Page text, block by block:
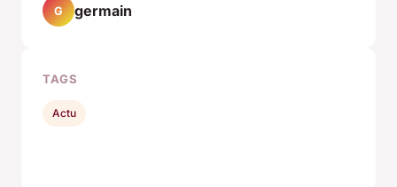
G germain
TAGS
Actu